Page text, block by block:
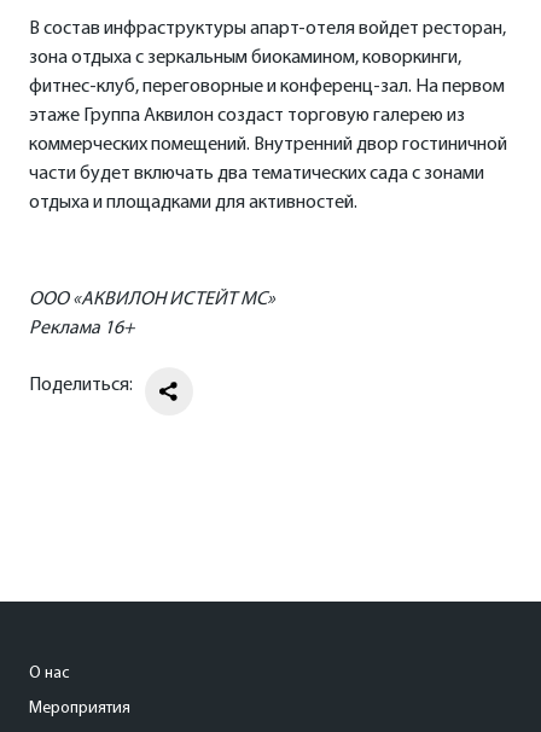
В состав инфраструктуры апарт-отеля войдет ресторан,
зона отдыха с зеркальным биокамином, коворкинги,
фитнес-клуб, переговорные и конференц-зал. На первом
этаже Группа Аквилон создаст торговую галерею из
коммерческих помещений. Внутренний двор гостиничной
части будет включать два тематических сада с зонами
отдыха и площадками для активностей.
ООО «АКВИЛОН ИСТЕЙТ МС»
Реклама 16+
Поделиться:
О нас
Мероприятия